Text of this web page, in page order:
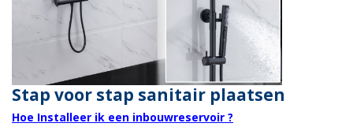
Stap voor stap sanitair plaatsen
Hoe Installeer ik een inbouwreservoir ?